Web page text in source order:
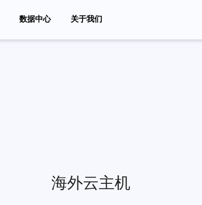
数据中心 关于我们
海外云主机